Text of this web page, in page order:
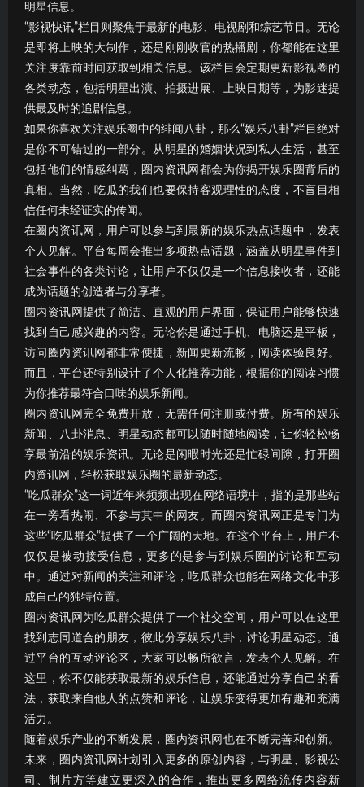
明星信息。
“影视快讯”栏目则聚焦于最新的电影、电视剧和综艺节目。无论
是即将上映的大制作，还是刚刚收官的热播剧，你都能在这里
关注度靠前时间获取到相关信息。该栏目会定期更新影视圈的
各类动态，包括明星出演、拍摄进展、上映日期等，为影迷提
供最及时的追剧信息。
如果你喜欢关注娱乐圈中的绯闻八卦，那么“娱乐八卦”栏目绝对
是你不可错过的一部分。从明星的婚姻状况到私人生活，甚至
包括他们的情感纠葛，圈内资讯网都会为你揭开娱乐圈背后的
真相。当然，吃瓜的我们也要保持客观理性的态度，不盲目相
信任何未经证实的传闻。
在圈内资讯网，用户可以参与到最新的娱乐热点话题中，发表
个人见解。平台每周会推出多项热点话题，涵盖从明星事件到
社会事件的各类讨论，让用户不仅仅是一个信息接收者，还能
成为话题的创造者与分享者。
圈内资讯网提供了简洁、直观的用户界面，保证用户能够快速
找到自己感兴趣的内容。无论你是通过手机、电脑还是平板，
访问圈内资讯网都非常便捷，新闻更新流畅，阅读体验良好。
而且，平台还特别设计了个人化推荐功能，根据你的阅读习惯
为你推荐最符合口味的娱乐新闻。
圈内资讯网完全免费开放，无需任何注册或付费。所有的娱乐
新闻、八卦消息、明星动态都可以随时随地阅读，让你轻松畅
享最前沿的娱乐资讯。无论是闲暇时光还是忙碌间隙，打开圈
内资讯网，轻松获取娱乐圈的最新动态。
“吃瓜群众”这一词近年来频频出现在网络语境中，指的是那些站
在一旁看热闹、不参与其中的网友。而圈内资讯网正是专门为
这些“吃瓜群众”提供了一个广阔的天地。在这个平台上，用户不
仅仅是被动接受信息，更多的是参与到娱乐圈的讨论和互动
中。通过对新闻的关注和评论，吃瓜群众也能在网络文化中形
成自己的独特位置。
圈内资讯网为吃瓜群众提供了一个社交空间，用户可以在这里
找到志同道合的朋友，彼此分享娱乐八卦，讨论明星动态。通
过平台的互动评论区，大家可以畅所欲言，发表个人见解。在
这里，你不仅能获取最新的娱乐信息，还能通过分享自己的看
法，获取来自他人的点赞和评论，让娱乐变得更加有趣和充满
活力。
随着娱乐产业的不断发展，圈内资讯网也在不断完善和创新。
未来，圈内资讯网计划引入更多的原创内容，与明星、影视公
司、制片方等建立更深入的合作，推出更多网络流传内容新